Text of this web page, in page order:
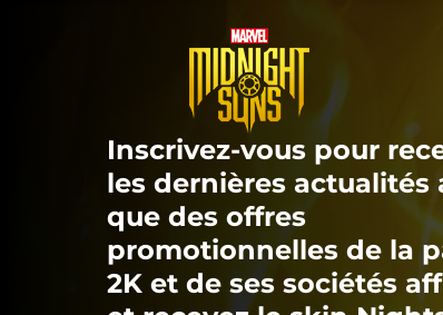
Inscrivez-vous pour
les dernières actualités
que des offres
promotionnelles de la
2K et de ses sociétés